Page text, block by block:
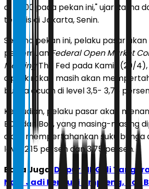
di 7.000 pada pekan ini," ujar Ratna
tertulis di Jakarta, Senin.
Selama pekan ini, pelaku pasar
pertemuan Federal Open Market
MeetingThe Fed pada Kamis (29/
diperkirakan masih akan
bunga acuan di level 3,5- 3,75
Kemudian, pelaku pasar akan
ECB dan BoE, yang masing-masing
akan mempertahankan suku bunga
level 2,15 persen dan 3,75 persen.
Baca Juga: Dapur MBG di
Napi Jadi Pencuci Ompreng, Kok